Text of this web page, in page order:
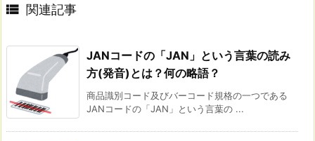
 関連記事
JANコードの「JAN」という言葉の読み
方(発音)とは？何の略語？
商品識別コード及びバーコード規格の一つである
JANコードの「JAN」という言葉の ...